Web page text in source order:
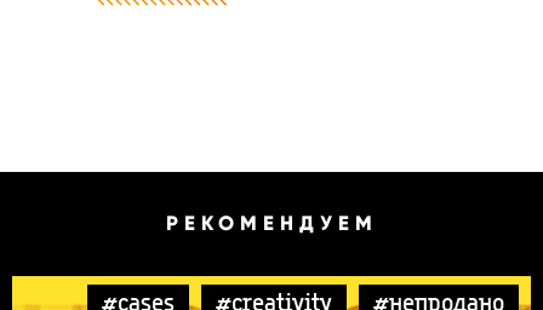
РЕКОМЕНДУЕМ
#cases #creativity #непродано